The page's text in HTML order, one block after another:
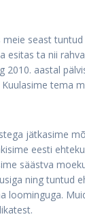
meie seast tuntud
esitas ta nii
2010. aastal
tema
jätkasime
eesti
säästva
ning tuntud
loominguga.